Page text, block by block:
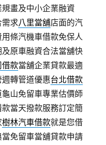
規畫及中小企業融資
需求八里當舖店面的汽
條汽機車借款免保人
原車融資合法當舖快
借款當舖企業貸款最適
轉管道優惠台北借款
山免留車專業估價師
款當天撥款服務訂定簡
樹林汽車借款就是您借
免留車當舖貸款申請